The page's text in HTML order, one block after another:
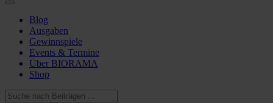
Blog
Ausgaben
Gewinnspiele
Events & Termine
Über BIORAMA
Shop